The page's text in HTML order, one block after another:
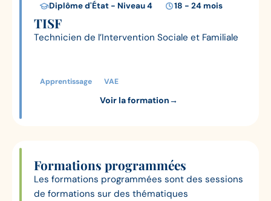
Diplôme d'État - Niveau 4 18 - 24 mois
TISF
Technicien de l’Intervention Sociale et Familiale
Apprentissage VAE
Voir la formation→
Formations programmées
Les formations programmées sont des sessions
de formations sur des thématiques